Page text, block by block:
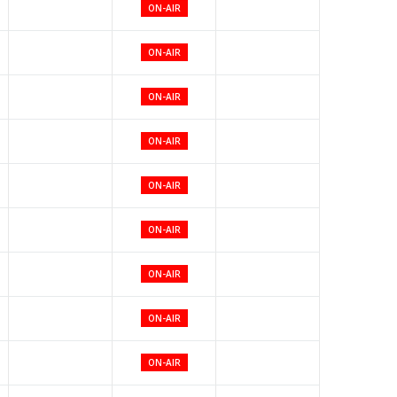
ON-AIR
ON-AIR
ON-AIR
ON-AIR
ON-AIR
ON-AIR
ON-AIR
ON-AIR
ON-AIR